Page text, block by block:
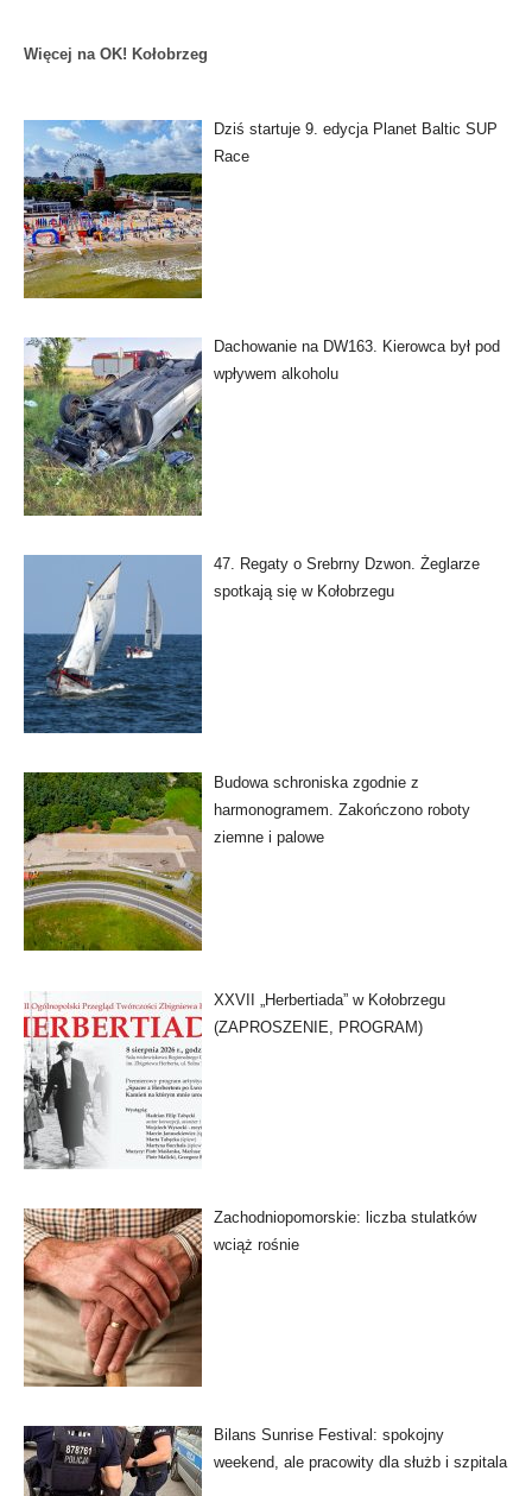
Więcej na OK! Kołobrzeg
Dziś startuje 9. edycja Planet Baltic SUP
Race
Dachowanie na DW163. Kierowca był pod
wpływem alkoholu
47. Regaty o Srebrny Dzwon. Żeglarze
spotkają się w Kołobrzegu
Budowa schroniska zgodnie z
harmonogramem. Zakończono roboty
ziemne i palowe
XXVII „Herbertiada” w Kołobrzegu
(ZAPROSZENIE, PROGRAM)
Zachodniopomorskie: liczba stulatków
wciąż rośnie
Bilans Sunrise Festival: spokojny
weekend, ale pracowity dla służb i szpitala